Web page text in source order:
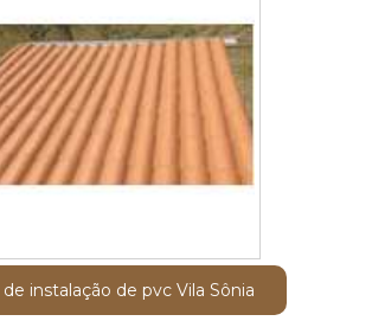
instalação de pvc Vila Sônia